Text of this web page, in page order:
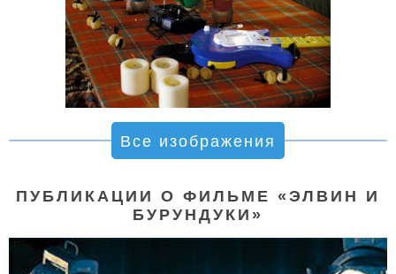
Все изображения
ПУБЛИКАЦИИ О ФИЛЬМЕ «ЭЛВИН И
БУРУНДУКИ»